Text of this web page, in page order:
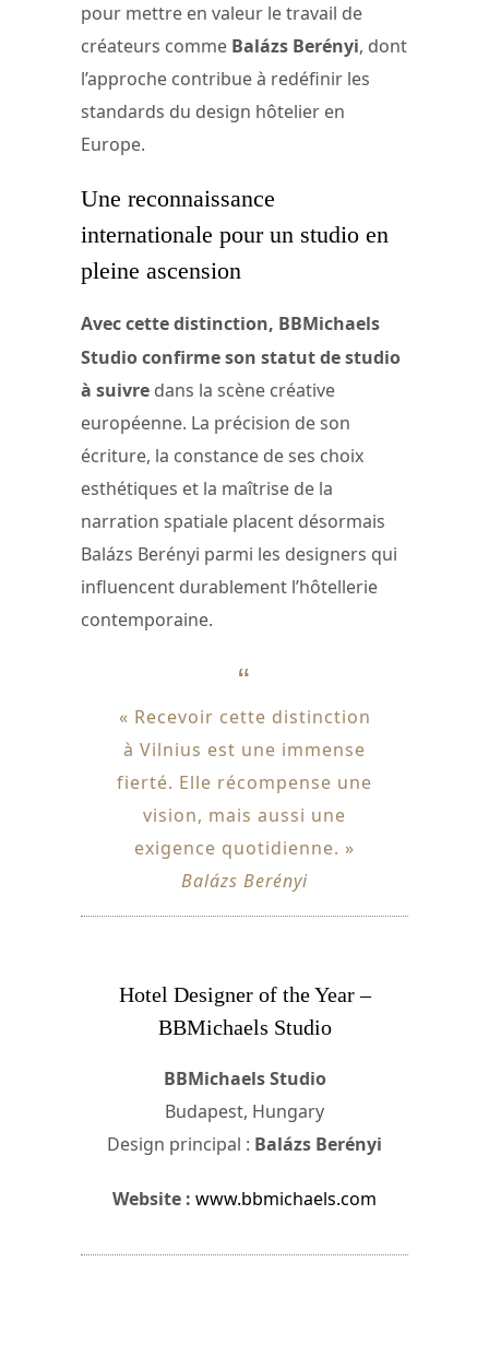
pour mettre en valeur le travail de
créateurs comme Balázs Berényi, dont
l’approche contribue à redéfinir les
standards du design hôtelier en
Europe.
Une reconnaissance
internationale pour un studio en
pleine ascension
Avec cette distinction, BBMichaels
Studio confirme son statut de studio
à suivre dans la scène créative
européenne. La précision de son
écriture, la constance de ses choix
esthétiques et la maîtrise de la
narration spatiale placent désormais
Balázs Berényi parmi les designers qui
influencent durablement l’hôtellerie
contemporaine.
« Recevoir cette distinction
à Vilnius est une immense
fierté. Elle récompense une
vision, mais aussi une
exigence quotidienne. »
Balázs Berényi
Hotel Designer of the Year –
BBMichaels Studio
BBMichaels Studio
Budapest, Hungary
Design principal : Balázs Berényi
Website : www.bbmichaels.com